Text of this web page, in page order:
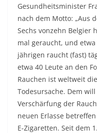
Gesundheitsminister
nach dem Motto: „Aus
Sechs vonzehn Belgier
mal geraucht, und
jährigen raucht (fast)
etwa 40 Leute an den
Rauchen ist weltweit
Todesursache. Dem
Verschärfung der
neuen Erlasse
E-Zigaretten. Seit dem